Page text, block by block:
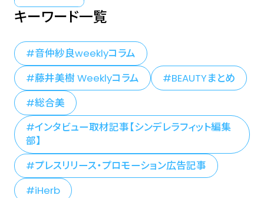
キーワード一覧
音仲紗良weeklyコラム
藤井美樹 Weeklyコラム
BEAUTYまとめ
総合美
インタビュー取材記事【シンデレラフィット編集
部】
プレスリリース・プロモーション広告記事
iHerb